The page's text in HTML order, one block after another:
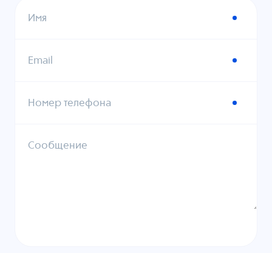
Имя
Email
Номер телефона
Сообщение